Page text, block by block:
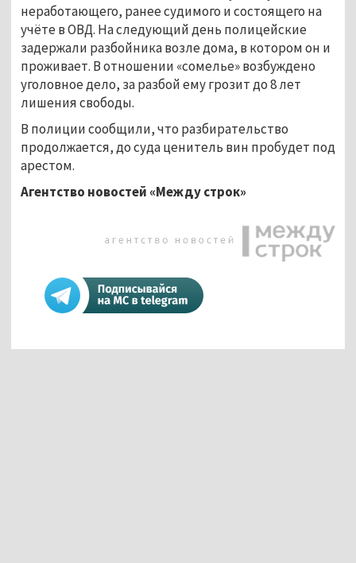
неработающего, ранее судимого и состоящего на
учёте в ОВД. На следующий день полицейские
задержали разбойника возле дома, в котором он и
проживает. В отношении «сомелье» возбуждено
уголовное дело, за разбой ему грозит до 8 лет
лишения свободы.
В полиции сообщили, что разбирательство
продолжается, до суда ценитель вин пробудет под
арестом.
Агентство новостей «Между строк»